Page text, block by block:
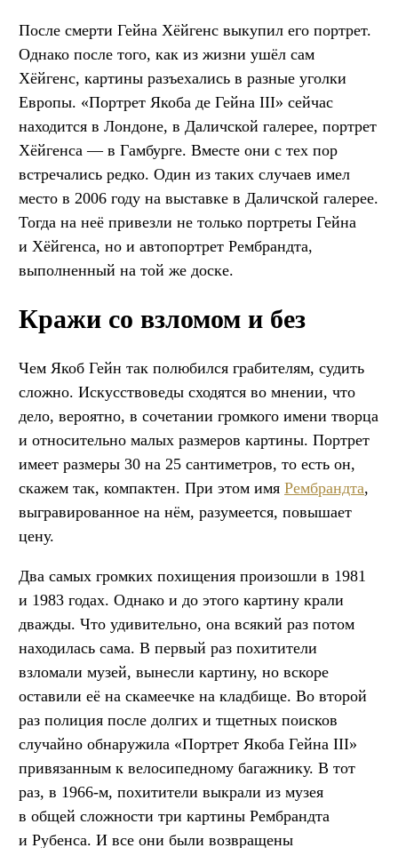
После смерти Гейна Хёйгенс выкупил его портрет.
Однако после того, как из жизни ушёл сам
Хёйгенс, картины разъехались в разные уголки
Европы. «Портрет Якоба де Гейна III» сейчас
находится в Лондоне, в Даличской галерее, портрет
Хёйгенса — в Гамбурге. Вместе они с тех пор
встречались редко. Один из таких случаев имел
место в 2006 году на выставке в Даличской галерее.
Тогда на неё привезли не только портреты Гейна
и Хёйгенса, но и автопортрет Рембрандта,
выполненный на той же доске.
Кражи со взломом и без
Чем Якоб Гейн так полюбился грабителям, судить
сложно. Искусствоведы сходятся во мнении, что
дело, вероятно, в сочетании громкого имени творца
и относительно малых размеров картины. Портрет
имеет размеры 30 на 25 сантиметров, то есть он,
скажем так, компактен. При этом имя Рембрандта,
выгравированное на нём, разумеется, повышает
цену.
Два самых громких похищения произошли в 1981
и 1983 годах. Однако и до этого картину крали
дважды. Что удивительно, она всякий раз потом
находилась сама. В первый раз похитители
взломали музей, вынесли картину, но вскоре
оставили её на скамеечке на кладбище. Во второй
раз полиция после долгих и тщетных поисков
случайно обнаружила «Портрет Якоба Гейна III»
привязанным к велосипедному багажнику. В тот
раз, в 1966-м, похитители выкрали из музея
в общей сложности три картины Рембрандта
и Рубенса. И все они были возвращены